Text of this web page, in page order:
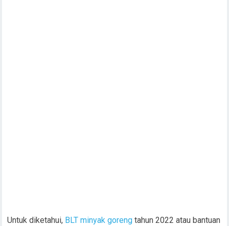
Untuk diketahui, BLT minyak goreng tahun 2022 atau bantuan